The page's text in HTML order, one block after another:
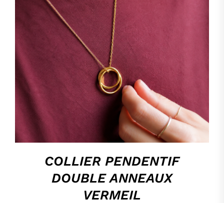
HOP, DANS MON PANIER !
COLLIER PENDENTIF
DOUBLE ANNEAUX
VERMEIL